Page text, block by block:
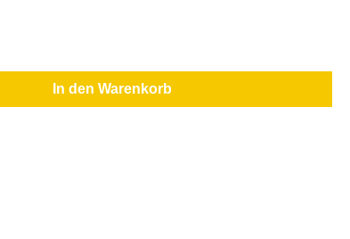
In den Warenkorb